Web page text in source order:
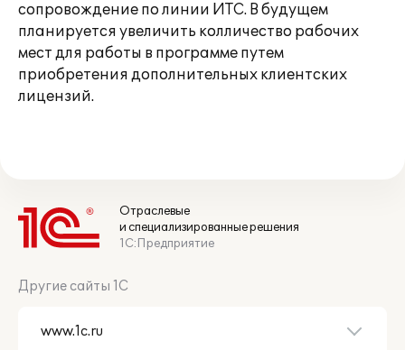
сопровождение по линии ИТС. В будущем
планируется увеличить колличество рабочих
мест для работы в программе путем
приобретения дополнительных клиентских
лицензий.
Отраслевые
и специализированные решения
1С:Предприятие
Другие сайты 1С